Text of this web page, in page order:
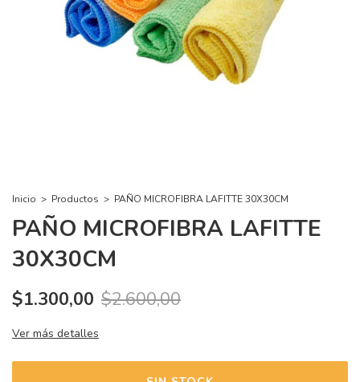
Inicio > Productos > PAÑO MICROFIBRA LAFITTE 30X30CM
PAÑO MICROFIBRA LAFITTE
30X30CM
$1.300,00 $2.600,00
Ver más detalles